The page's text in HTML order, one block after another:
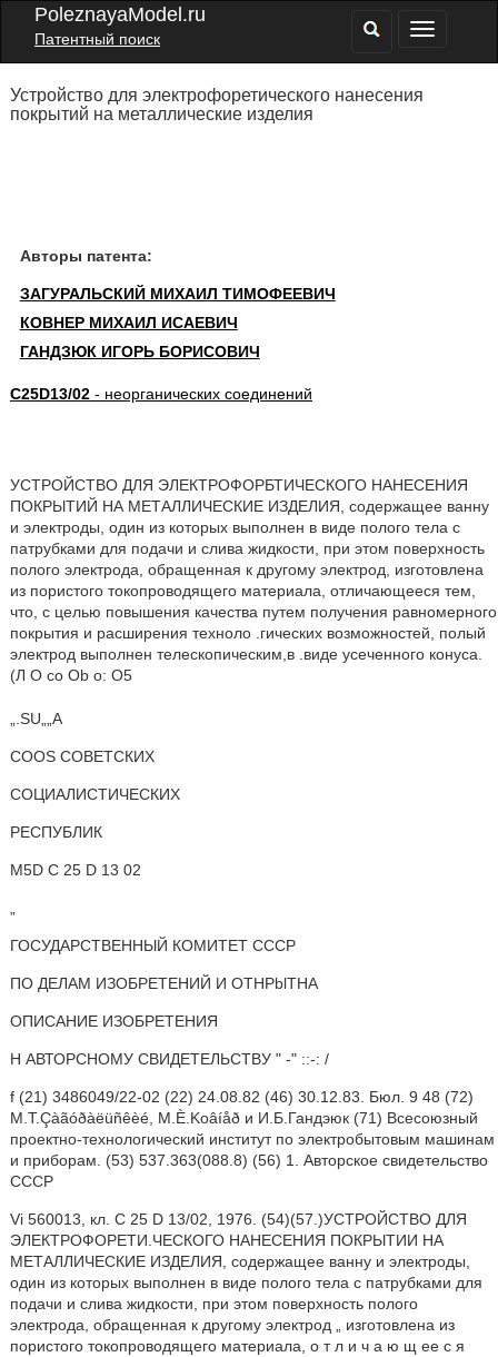
PoleznayaModel.ru
Патентный поиск
Устройство для электрофоретического нанесения
покрытий на металлические изделия
Авторы патента:
ЗАГУРАЛЬСКИЙ МИХАИЛ ТИМОФЕЕВИЧ
КОВНЕР МИХАИЛ ИСАЕВИЧ
ГАНДЗЮК ИГОРЬ БОРИСОВИЧ
C25D13/02- неорганических соединений
УСТРОЙСТВО ДЛЯ ЭЛЕКТРОФОРБТИЧЕСКОГО НАНЕСЕНИЯ
ПОКРЫТИЙ НА МЕТАЛЛИЧЕСКИЕ ИЗДЕЛИЯ, содержащее ванну
и электроды, один из которых выполнен в виде полого тела с
патрубками для подачи и слива жидкости, при этом поверхность
полого электрода, обращенная к другому электрод, изготовлена
из пористого токопроводящего материала, отличающееся тем,
что, с целью повышения качества путем получения равномерного
покрытия и расширения техноло .гических возможностей, полый
электрод выполнен телескопическим,в .виде усеченного конуса.
(Л О со Ob о: О5
„.SU„„A
COOS СОВЕТСКИХ
СОЦИАЛИСТИЧЕСКИХ
РЕСПУБЛИК
M5D С 25 D 13 02
ГОСУДАРСТВЕННЫЙ КОМИТЕТ СССР
ПО ДЕЛАМ ИЗОБРЕТЕНИЙ И OTHPblTHA
ОПИСАНИЕ ИЗОБРЕТЕНИЯ
Н АВТОРСНОМУ СВИДЕТЕЛЬСТВУ " -" ::-: /
f (21) 3486049/22-02 (22) 24.08.82 (46) 30.12.83. Бюл. 9 48 (72)
М.T.Çàãóðàëüñêèé, M.È.Koâíåð и И.Б.Гандэюк (71) Всесоюзный
проектно-технологический институт по электробытовым машинам
и приборам. (53) 537.363(088.8) (56) 1. Авторское свидетельство
СССР
Vi 560013, кл. С 25 D 13/02, 1976. (54)(57.)УСТРОЙСТВО ДЛЯ
ЭЛЕКТРОФОРЕТИ.ЧЕСКОГО НАНЕСЕНИЯ ПОКРЫТИИ HA
МЕТАЛЛИЧЕСКИЕ ИЗДЕЛИЯ, содержащее ванну и электроды,
один из которых выполнен в виде полого тела с патрубками для
подачи и слива жидкости, при этом поверхность полого
электрода, обращенная к другому электрод „ изготовлена из
пористого токопроводящего материала, о т л и ч а ю щ ее с я